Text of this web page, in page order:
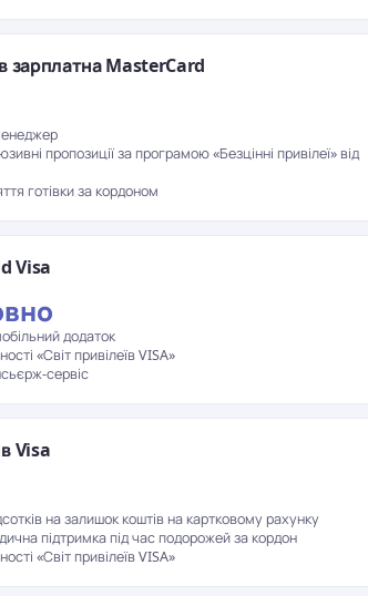
зарплатна MasterCard
пропозиції за програмою «Безцінні привілеї» від
готівки за кордоном
Visa
додаток
«Світ привілеїв VISA»
сервіс
Visa
на залишок коштів на картковому рахунку
підтримка під час подорожей за кордон
«Світ привілеїв VISA»